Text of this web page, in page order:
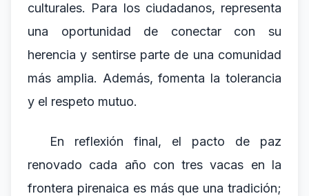
culturales. Para los ciudadanos, representa
una oportunidad de conectar con su
herencia y sentirse parte de una comunidad
más amplia. Además, fomenta la tolerancia
y el respeto mutuo.
En reflexión final, el pacto de paz
renovado cada año con tres vacas en la
frontera pirenaica es más que una tradición;